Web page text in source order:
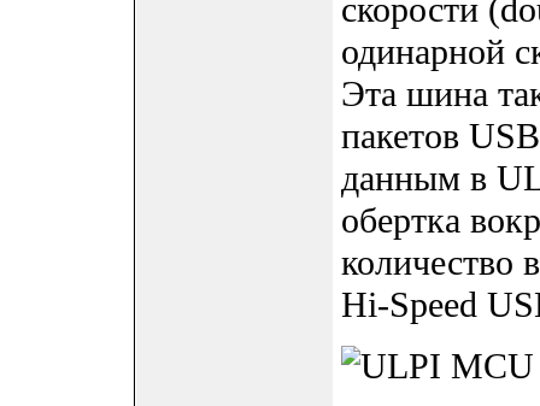
скорости
одинарной
Эта шина
пакетов
данным в
обертка
количество
Hi-Speed